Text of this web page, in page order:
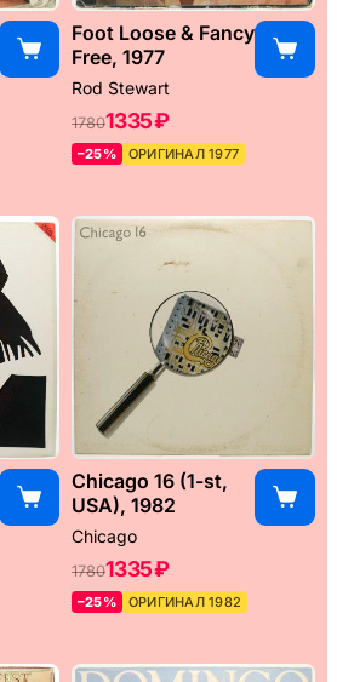
Foot Loose & Fancy
Free, 1977
Rod Stewart
17801335 ₽
–25% ОРИГИНАЛ 1977
Chicago 16 (1-st,
USA), 1982
Chicago
17801335 ₽
–25% ОРИГИНАЛ 1982